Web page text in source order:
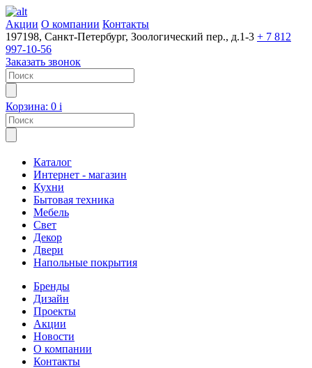
Акции О компании Контакты
197198, Санкт-Петербург, Зоологический пер., д.1-3 + 7 812
997-10-56
Заказать звонок
Корзина: 0 i
Каталог
Интернет - магазин
Кухни
Бытовая техника
Мебель
Свет
Декор
Двери
Напольные покрытия
Бренды
Дизайн
Проекты
Акции
Новости
О компании
Контакты